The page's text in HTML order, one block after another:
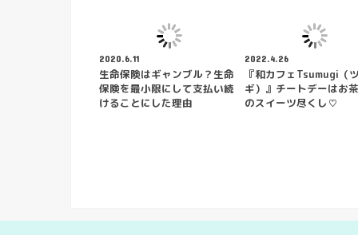
2020.6.11
生命保険はギャンブル？生命
保険を最小限にして支払い続
けることにした理由
2022.4.26
『和カフェTsumugi（
ギ）』チートデーはお
のスイーツ尽くし♡